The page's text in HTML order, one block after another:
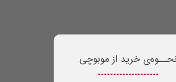
نحــوه‌ی خرید از موبوچی